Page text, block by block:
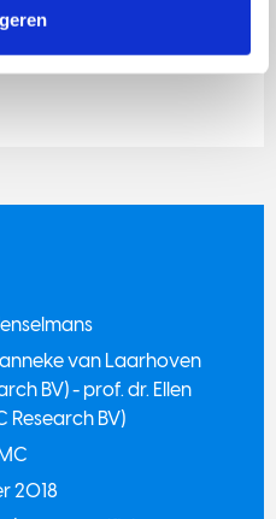
van Laarhoven
BV) - prof. dr. Ellen
Research BV)
2018